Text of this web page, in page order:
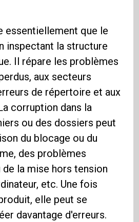
essentiellement que le
inspectant la structure
Il répare les problèmes
aux secteurs
de répertoire et aux
corruption dans la
ou des dossiers peut
du blocage ou du
des problèmes
la mise hors tension
etc. Une fois
elle peut se
davantage d'erreurs.